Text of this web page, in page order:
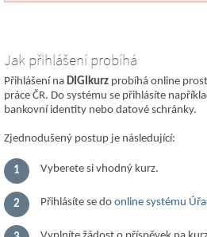
Jak přihlášení probíhá
Přihlášení na DIGIkurz probíhá online
práce ČR. Do systému se přihlásíte
bankovní identity nebo datové schránky.
Zjednodušený postup je následující:
Vyberete si vhodný kurz.
Přihlásíte se do online systému